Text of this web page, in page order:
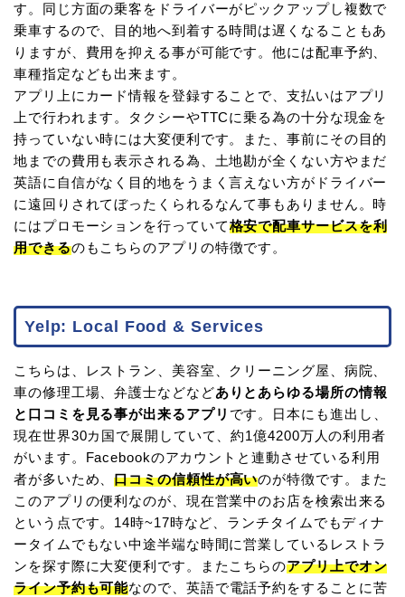
す。同じ方面の乗客をドライバーがピックアップし複数で
乗車するので、目的地へ到着する時間は遅くなることもあ
りますが、費用を抑える事が可能です。他には配車予約、
車種指定なども出来ます。
アプリ上にカード情報を登録することで、支払いはアプリ
上で行われます。タクシーやTTCに乗る為の十分な現金を
持っていない時には大変便利です。また、事前にその目的
地までの費用も表示される為、土地勘が全くない方やまだ
英語に自信がなく目的地をうまく言えない方がドライバー
に遠回りされてぼったくられるなんて事もありません。時
にはプロモーションを行っていて格安で配車サービスを利
用できるのもこちらのアプリの特徴です。
Yelp: Local Food & Services
こちらは、レストラン、美容室、クリーニング屋、病院、
車の修理工場、弁護士などなどありとあらゆる場所の情報
と口コミを見る事が出来るアプリ です。日本にも進出し、
現在世界30カ国で展開していて、約1億4200万人の利用者
がいます。Facebookのアカウントと連動させている利用
者が多いため、口コミの信頼性が高いのが特徴です。また
このアプリの便利なのが、現在営業中のお店を検索出来る
という点です。14時~17時など、ランチタイムでもディナ
ータイムでもない中途半端な時間に営業しているレストラ
ンを探す際に大変便利です。またこちらのアプリ上でオン
ライン予約も可能なので、英語で電話予約をすることに苦